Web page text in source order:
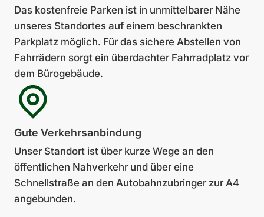
Das kostenfreie Parken ist in unmittelbarer Nähe
unseres Standortes auf einem be­schrankten
Parkplatz möglich. Für das sichere Ab­stellen von
Fahrrädern sorgt ein über­dachter Fahrradplatz vor
dem Bürogebäude.
Gute Verkehrs­anbin­dung
Unser Standort ist über kurze Wege an den
öffentlichen Nahverkehr und über eine
Schnellstraße an den Auto­bahn­zubringer zur A4
ange­bunden.